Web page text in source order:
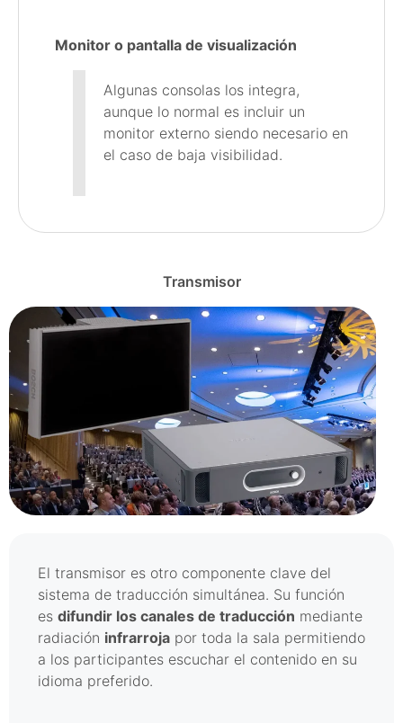
Monitor o pantalla de visualización
Algunas consolas los integra,
aunque lo normal es incluir un
monitor externo siendo necesario en
el caso de baja visibilidad.
Transmisor
El transmisor es otro componente clave del
sistema de traducción simultánea. Su función
es difundir los canales de traducción mediante
radiación infrarroja por toda la sala permitiendo
a los participantes escuchar el contenido en su
idioma preferido.